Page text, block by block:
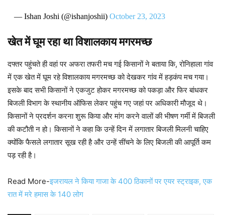
— Ishan Joshi (@ishanjoshii) October 23, 2023
खेत में घूम रहा था विशालकाय मगरमच्छ
दफ्तर पहुंचते ही वहां पर अफरा तफरी मच गई किसानों ने बताया कि, रोनिहाला गांव
में एक खेत में घूम रहे विशालकाय मगरमच्छ को देखकर गांव में हड़कंप मच गया।
इसके बाद सभी किसानों ने एकजुट होकर मगरमच्छ को पकड़ा और फिर बांधकर
बिजली विभाग के स्थानीय ऑफिस लेकर पहुंच गए जहां पर अधिकारी मौजूद थे।
किसानों ने प्रदर्शन करना शुरू किया और मांग करने वालों की भीषण गर्मी में बिजली
की कटौती न हो। किसानों ने कहा कि उन्हें दिन में लगातार बिजली मिलनी चाहिए
क्योंकि फैसले लगातार सूख रही है और उन्हें सींचने के लिए बिजली की आपूर्ति कम
पड़ रही है।
Read More-इजरायल ने किया गाजा के 400 ठिकानों पर एयर स्ट्राइक, एक
रात में मरे हमास के 140 लोग